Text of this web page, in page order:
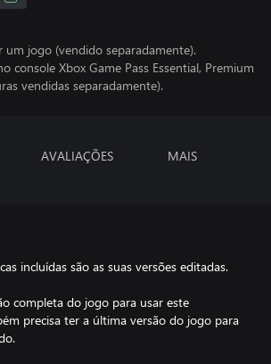
um jogo (vendido separadamente).
console Xbox Game Pass Essential, Premium
vendidas separadamente).
AVALIAÇÕES MAIS
incluídas são as suas versões editadas.
completa do jogo para usar este
precisa ter a última versão do jogo para